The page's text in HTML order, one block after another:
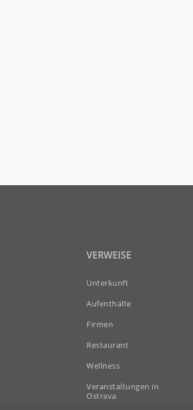
VERWEISE
Unterkunft
Aufenthalte
Firmen
Restaurant
Wellness
Veranstaltungen in
Ostrava